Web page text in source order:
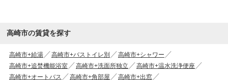
高崎市の賃貸を探す
高崎市+給湯 高崎市+バストイレ別
高崎市+シャワー
高崎市+追焚機能浴室
高崎市+洗面所独立
高崎市+温水洗浄便座
高崎市+オートバス
高崎市+角部屋
高崎市+出窓